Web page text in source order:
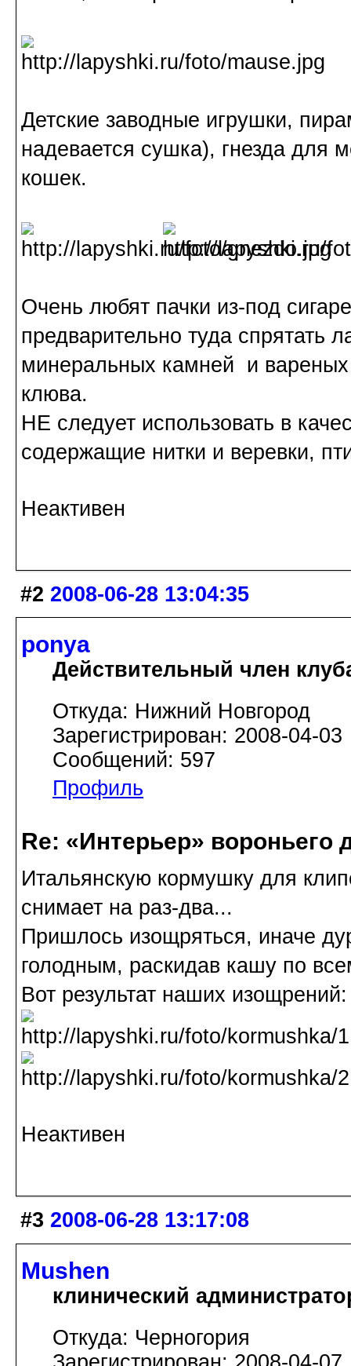
Детские заводные игрушки,
надевается сушка), гнезда для
кошек.
Очень любят пачки из-под
предварительно туда спрятать
минеральных камней и вареных
клюва.
НЕ следует использовать в
содержащие нитки и веревки,
Неактивен
#2 2008-06-28 13:04:35
ponya
Действительный член
Откуда: Нижний Новгород
Зарегистрирован: 2008-04-03
Сообщений: 597
Профиль
Re: «Интерьер» вороньего
Итальянскую кормушку для
снимает на раз-два...
Пришлось изощряться, иначе
голодным, раскидав кашу по
Вот результат наших изощрений:
Неактивен
#3 2008-06-28 13:17:08
Mushen
клинический
Откуда: Черногория